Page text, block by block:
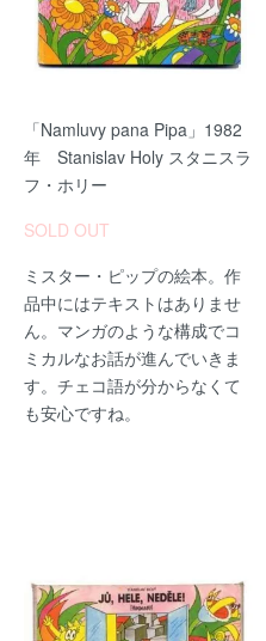
「Namluvy pana Pipa」1982
年 Stanislav Holy スタニスラ
フ・ホリー
SOLD OUT
ミスター・ピップの絵本。作
品中にはテキストはありませ
ん。マンガのような構成でコ
ミカルなお話が進んでいきま
す。チェコ語が分からなくて
も安心ですね。